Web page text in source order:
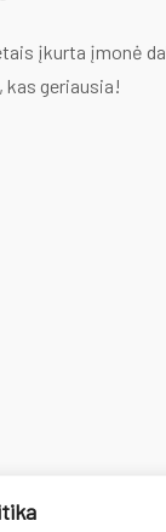
įkurta įmonė
geriausia!